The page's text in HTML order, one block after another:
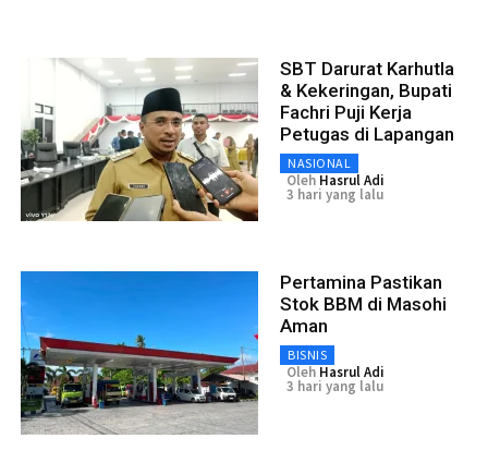
SBT Darurat Karhutla
& Kekeringan, Bupati
Fachri Puji Kerja
Petugas di Lapangan
NASIONAL
Oleh Hasrul Adi
3 hari yang lalu
Pertamina Pastikan
Stok BBM di Masohi
Aman
BISNIS
Oleh Hasrul Adi
3 hari yang lalu